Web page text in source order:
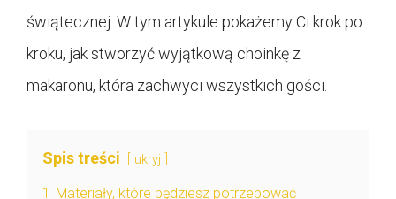
świątecznej. W tym artykule pokażemy Ci krok po
kroku, jak stworzyć wyjątkową choinkę z
makaronu, która zachwyci wszystkich gości.
Spis treści ukryj
1 Materiały, które będziesz potrzebować